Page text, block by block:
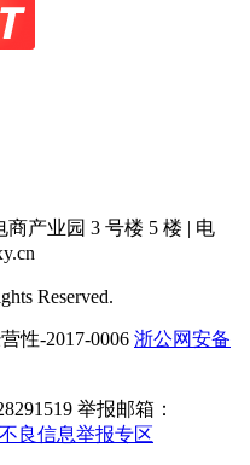
产业园 3 号楼 5 楼 | 电
Reserved.
性-2017-0006 浙公网安备
举报邮箱：
良信息举报专区